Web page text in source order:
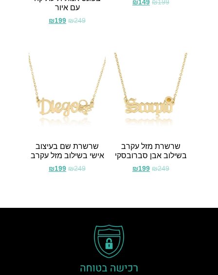
₪199
₪149
עם איור
₪249
₪199
שרשרת מזל עקרב
בשילוב אבן סברובסקי
₪249
₪199
שרשרת שם בעיצוב
אישי בשילוב מזל עקרב
₪249
₪199